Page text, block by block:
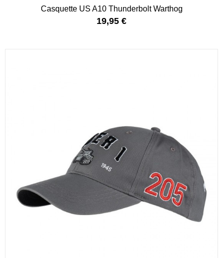
Casquette US A10 Thunderbolt Warthog
19,95 €